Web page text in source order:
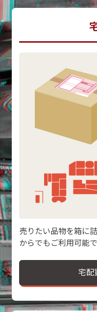
売りたい品物を箱に
からでもご利用可能
宅配